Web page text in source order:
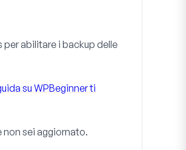
abilitare i backup delle
su WPBeginner ti
non sei aggiornato.